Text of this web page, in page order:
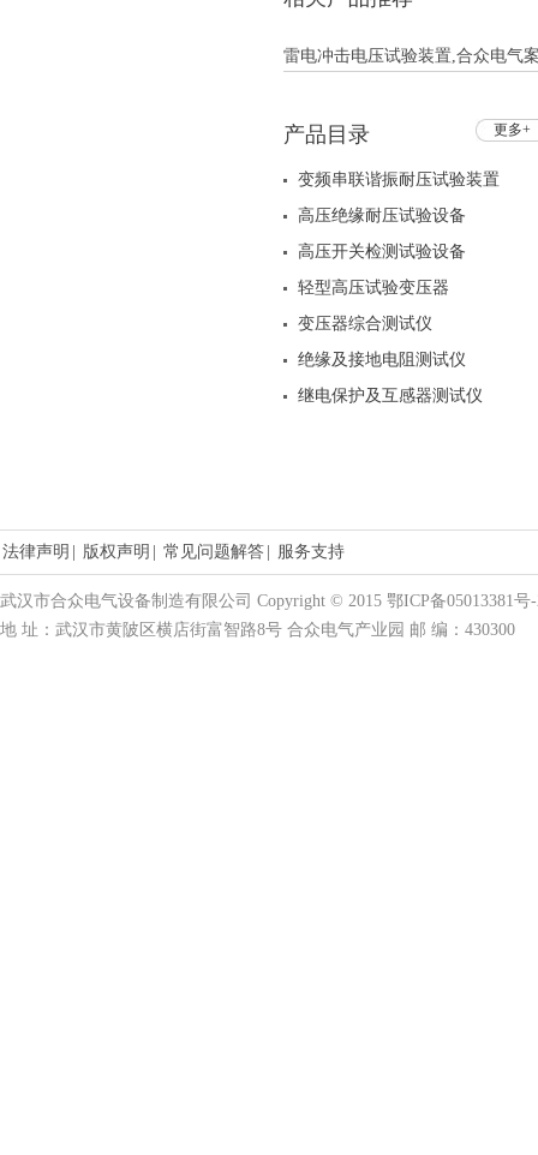
雷电冲击电压试验装置,合众电气
更多+
产品目录
变频串联谐振耐压试验装置
高压绝缘耐压试验设备
高压开关检测试验设备
轻型高压试验变压器
变压器综合测试仪
绝缘及接地电阻测试仪
继电保护及互感器测试仪
法律声明 版权声明 常见问题解答 服务支持
武汉市合众电气设备制造有限公司 Copyright © 2015 鄂ICP备05013381号
地 址：武汉市黄陂区横店街富智路8号 合众电气产业园 邮 编：430300